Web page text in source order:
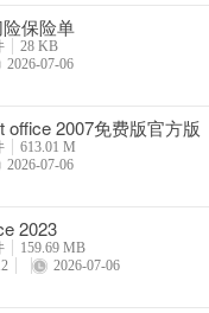
绘制一般需要使用数据添加
服了在平面上展示高维数
格的设定与转换。
自动转。
对数据点进行拟合。
保险单
28 KB
2026-07-06
office 2007免费版官方版
613.01 M
2026-07-06
2023
159.69 MB
2026-07-06